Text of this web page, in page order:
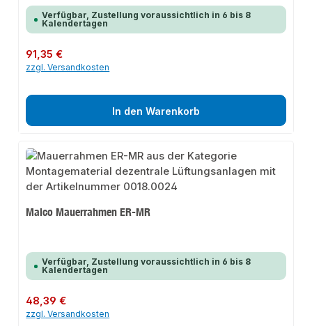
Verfügbar, Zustellung voraussichtlich in 6 bis 8
Kalendertagen
Regulärer Preis:
91,35 €
zzgl. Versandkosten
In den Warenkorb
Maico Mauerrahmen ER-MR
Verfügbar, Zustellung voraussichtlich in 6 bis 8
Kalendertagen
Regulärer Preis:
48,39 €
zzgl. Versandkosten